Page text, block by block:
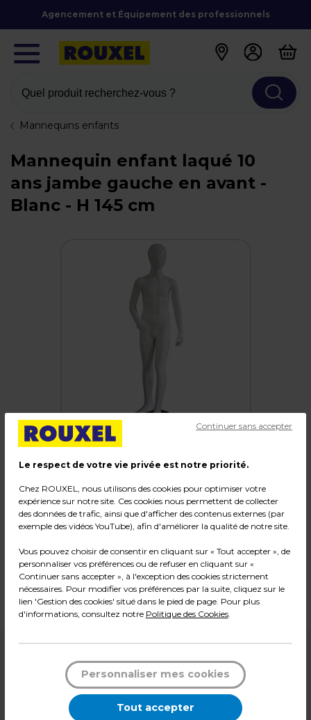
Agencement et Équipement des professionnels
Quel produit recherchez-vous ?
Mannequins enfants
Mannequin enfant laqué 10
ans jambe gauche en avant -
Blanc - H 145 cm
Mannequin enfant laqué 10 ans jambe gauche
en avant
Couleur : Blanc
Matière : Fibre de verre
Dimensions : H 145 cm
Poids : 9,00 kg
149,99€ HT
179,99€ TTC*
l'unité
Le respect de votre vie privée est notre priorité.
Chez ROUXEL, nous utilisons des cookies pour optimiser votre
expérience sur notre site. Ces cookies nous permettent de collecter
des données de trafic, ainsi que d'afficher des contenus externes (par
exemple des vidéos YouTube), afin d'améliorer la qualité de notre site.
Vous pouvez choisir de consentir en cliquant sur « Tout accepter », de
personnaliser vos préférences ou de refuser en cliquant sur «
Continuer sans accepter », à l'exception des cookies strictement
nécessaires. Pour modifier vos préférences par la suite, cliquez sur le
lien 'Gestion des cookies' situé dans le pied de page. Pour plus
d'informations, consultez notre Politique des Cookies.
Continuer sans accepter
Personnaliser mes cookies
Tout accepter